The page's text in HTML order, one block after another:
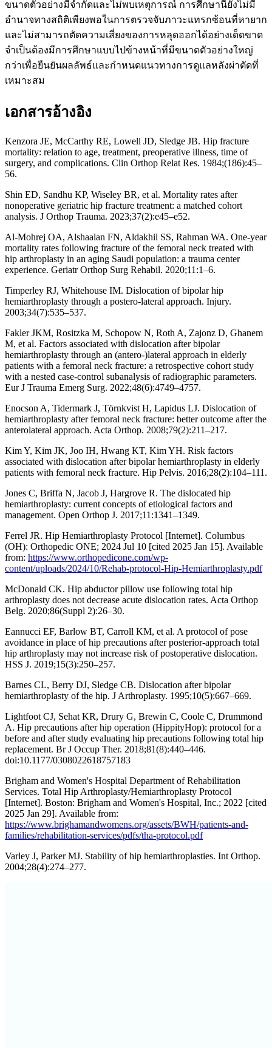
ขนาดตัวอย่างมีจำกัดและไม่พบเหตุการณ์ การศึกษานี้ยังไม่มี
อำนาจทางสถิติเพียงพอในการตรวจจับภาวะแทรกซ้อนที่หายาก
และไม่สามารถตัดความเสี่ยงของการหลุดออกได้อย่างเด็ดขาด
จำเป็นต้องมีการศึกษาแบบไปข้างหน้าที่มีขนาดตัวอย่างใหญ่
กว่าเพื่อยืนยันผลลัพธ์และกำหนดแนวทางการดูแลหลังผ่าตัดที่
เหมาะสม
เอกสารอ้างอิง
Kenzora JE, McCarthy RE, Lowell JD, Sledge JB. Hip fracture
mortality: relation to age, treatment, preoperative illness, time of
surgery, and complications. Clin Orthop Relat Res. 1984;(186):45–
56.
Shin ED, Sandhu KP, Wiseley BR, et al. Mortality rates after
nonoperative geriatric hip fracture treatment: a matched cohort
analysis. J Orthop Trauma. 2023;37(2):e45–e52.
Al-Mohrej OA, Alshaalan FN, Aldakhil SS, Rahman WA. One-year
mortality rates following fracture of the femoral neck treated with
hip arthroplasty in an aging Saudi population: a trauma center
experience. Geriatr Orthop Surg Rehabil. 2020;11:1–6.
Timperley RJ, Whitehouse IM. Dislocation of bipolar hip
hemiarthroplasty through a postero-lateral approach. Injury.
2003;34(7):535–537.
Fakler JKM, Rositzka M, Schopow N, Roth A, Zajonz D, Ghanem
M, et al. Factors associated with dislocation after bipolar
hemiarthroplasty through an (antero-)lateral approach in elderly
patients with a femoral neck fracture: a retrospective cohort study
with a nested case-control subanalysis of radiographic parameters.
Eur J Trauma Emerg Surg. 2022;48(6):4749–4757.
Enocson A, Tidermark J, Törnkvist H, Lapidus LJ. Dislocation of
hemiarthroplasty after femoral neck fracture: better outcome after the
anterolateral approach. Acta Orthop. 2008;79(2):211–217.
Kim Y, Kim JK, Joo IH, Hwang KT, Kim YH. Risk factors
associated with dislocation after bipolar hemiarthroplasty in elderly
patients with femoral neck fracture. Hip Pelvis. 2016;28(2):104–111.
Jones C, Briffa N, Jacob J, Hargrove R. The dislocated hip
hemiarthroplasty: current concepts of etiological factors and
management. Open Orthop J. 2017;11:1341–1349.
Ferrel JR. Hip Hemiarthroplasty Protocol [Internet]. Columbus
(OH): Orthopedic ONE; 2024 Jul 10 [cited 2025 Jan 15]. Available
from: https://www.orthopedicone.com/wp-
content/uploads/2024/10/Rehab-protocol-Hip-Hemiarthroplasty.pdf
McDonald CK. Hip abductor pillow use following total hip
arthroplasty does not decrease acute dislocation rates. Acta Orthop
Belg. 2020;86(Suppl 2):26–30.
Eannucci EF, Barlow BT, Carroll KM, et al. A protocol of pose
avoidance in place of hip precautions after posterior-approach total
hip arthroplasty may not increase risk of postoperative dislocation.
HSS J. 2019;15(3):250–257.
Barnes CL, Berry DJ, Sledge CB. Dislocation after bipolar
hemiarthroplasty of the hip. J Arthroplasty. 1995;10(5):667–669.
Lightfoot CJ, Sehat KR, Drury G, Brewin C, Coole C, Drummond
A. Hip precautions after hip operation (HippityHop): protocol for a
before and after study evaluating hip precautions following total hip
replacement. Br J Occup Ther. 2018;81(8):440–446.
doi:10.1177/0308022618757183
Brigham and Women's Hospital Department of Rehabilitation
Services. Total Hip Arthroplasty/Hemiarthroplasty Protocol
[Internet]. Boston: Brigham and Women's Hospital, Inc.; 2022 [cited
2025 Jan 29]. Available from:
https://www.brighamandwomens.org/assets/BWH/patients-and-
families/rehabilitation-services/pdfs/tha-protocol.pdf
Varley J, Parker MJ. Stability of hip hemiarthroplasties. Int Orthop.
2004;28(4):274–277.